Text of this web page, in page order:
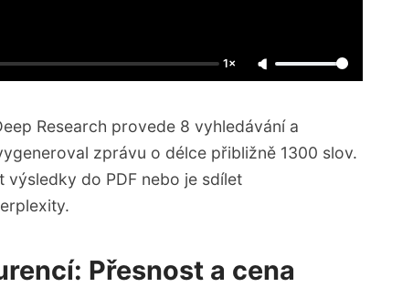
1×
Research provede 8 vyhledávání a
zprávu o délce přibližně 1300 slov.
do PDF nebo je sdílet
Přesnost a cena